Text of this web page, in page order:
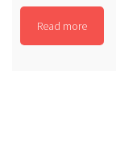
Read more